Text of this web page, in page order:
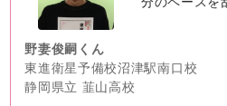
野妻俊嗣くん
東進衛星予備校沼津駅南口校
静岡県立 韮山高校